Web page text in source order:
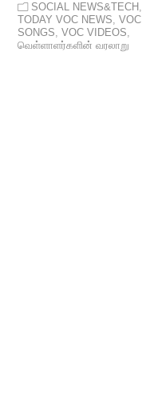
SOCIAL NEWS&TECH ,
TODAY VOC NEWS,VOC
SONGS,VOC VIDEOS,
வெள்ளாளர்களின் வரலாறு